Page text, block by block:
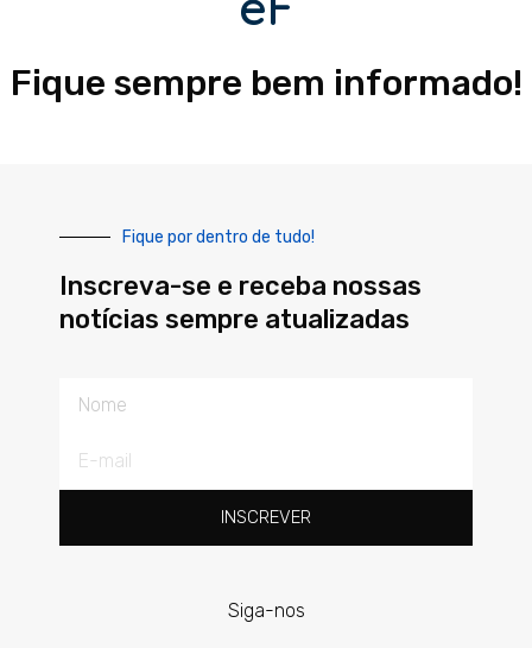
Fique sempre bem informado!
Fique por dentro de tudo!
Inscreva-se e receba nossas
notícias sempre atualizadas
INSCREVER
Siga-nos